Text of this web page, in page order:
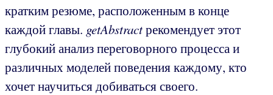
кратким резюме, расположенным в конце
каждой главы. getAbstractрекомендует этот
глубокий анализ переговорного процесса и
различных моделей поведения каждому, кто
хочет научиться добиваться своего.